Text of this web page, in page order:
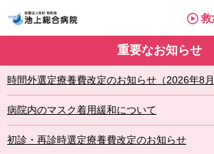
救
重要なお知らせ
時間外選定療養費改定のお知らせ（2026年8月
病院内のマスク着用緩和について
初診・再診時選定療養費改定のお知らせ